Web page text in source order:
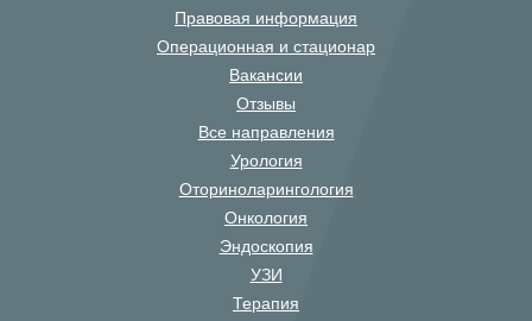
Правовая информация
Операционная и стационар
Вакансии
Отзывы
Все направления
Урология
Оториноларингология
Онкология
Эндоскопия
УЗИ
Терапия